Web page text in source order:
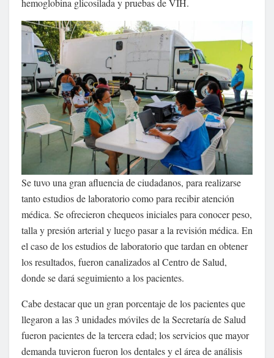
hemoglobina glicosilada y pruebas de VIH.
Se tuvo una gran afluencia de ciudadanos, para realizarse
tanto estudios de laboratorio como para recibir atención
médica. Se ofrecieron chequeos iniciales para conocer peso,
talla y presión arterial y luego pasar a la revisión médica. En
el caso de los estudios de laboratorio que tardan en obtener
los resultados, fueron canalizados al Centro de Salud,
donde se dará seguimiento a los pacientes.
Cabe destacar que un gran porcentaje de los pacientes que
llegaron a las 3 unidades móviles de la Secretaría de Salud
fueron pacientes de la tercera edad; los servicios que mayor
demanda tuvieron fueron los dentales y el área de análisis